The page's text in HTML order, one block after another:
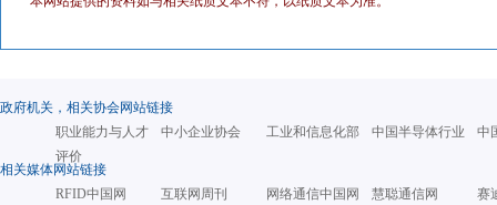
政府机关，相关协会网站链接
职业能力与人才
评价
中小企业协会 工业和信息化部 中国半导体行业 中
相关媒体网站链接
RFID中国网
互联网周刊 网络通信中国网 慧聪通信网 赛